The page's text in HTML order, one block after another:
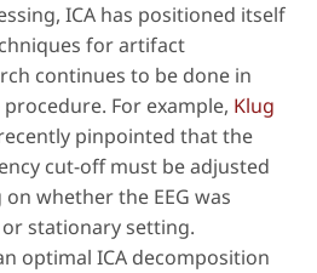
ICA has positioned itself
for artifact
continues to be done in
For example, Klug
pinpointed that the
cut-off must be adjusted
whether the EEG was
stationary setting.
optimal ICA decomposition